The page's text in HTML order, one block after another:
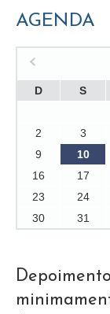
AGENDA
D S
2
3
9
10
16
17
23
24
30
31